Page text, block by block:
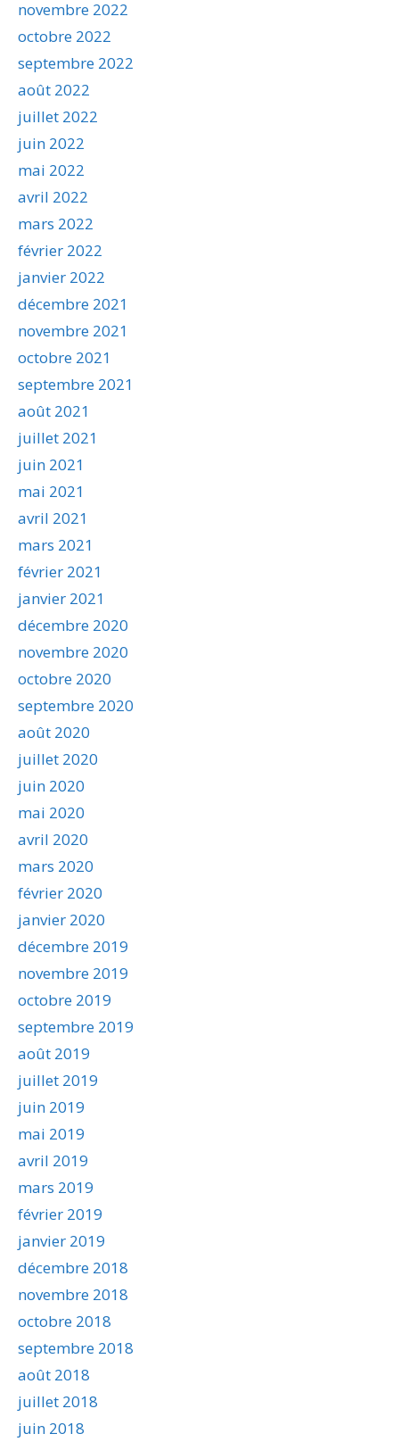
novembre 2022
octobre 2022
septembre 2022
août 2022
juillet 2022
juin 2022
mai 2022
avril 2022
mars 2022
février 2022
janvier 2022
décembre 2021
novembre 2021
octobre 2021
septembre 2021
août 2021
juillet 2021
juin 2021
mai 2021
avril 2021
mars 2021
février 2021
janvier 2021
décembre 2020
novembre 2020
octobre 2020
septembre 2020
août 2020
juillet 2020
juin 2020
mai 2020
avril 2020
mars 2020
février 2020
janvier 2020
décembre 2019
novembre 2019
octobre 2019
septembre 2019
août 2019
juillet 2019
juin 2019
mai 2019
avril 2019
mars 2019
février 2019
janvier 2019
décembre 2018
novembre 2018
octobre 2018
septembre 2018
août 2018
juillet 2018
juin 2018